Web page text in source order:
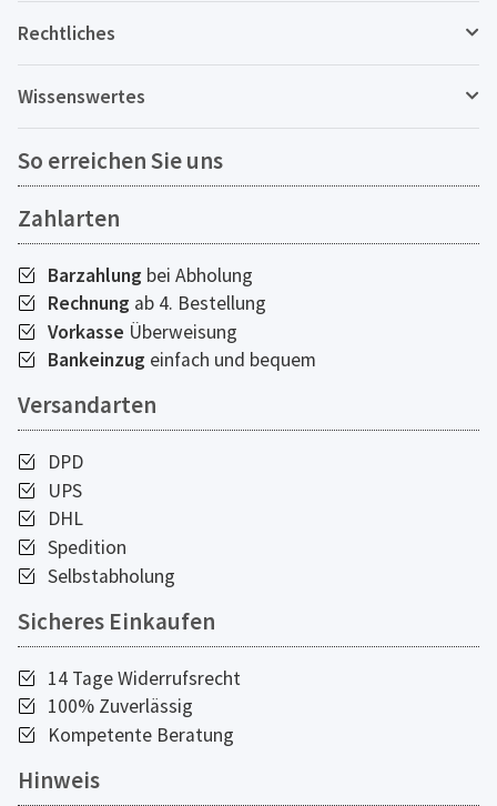
Rechtliches
Wissenswertes
So erreichen Sie uns
Zahlarten
Barzahlung bei Abholung
Rechnung ab 4. Bestellung
Vorkasse Überweisung
Bankeinzug einfach und bequem
Versandarten
DPD
UPS
DHL
Spedition
Selbstabholung
Sicheres Einkaufen
14 Tage Widerrufsrecht
100% Zuverlässig
Kompetente Beratung
Hinweis